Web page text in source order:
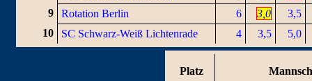
9
Rotation Berlin 6 3,0
3,5
10
SC Schwarz-Weiß Lichtenrade 4 3,5 5,0
Platz